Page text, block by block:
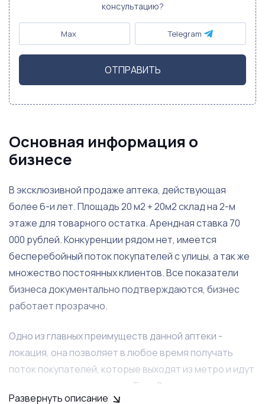
консультацию?
Max Telegram
ОТПРАВИТЬ
Основная информация о
бизнесе
В эксклюзивной продаже аптека, действующая
более 6-и лет. Площадь 20 м2 + 20м2 склад на 2-м
этаже для товарного остатка. Арендная ставка 70
000 рублей. Конкуренции рядом нет, имеется
бесперебойный поток покупателей с улицы, а так же
множество постоянных клиентов. Все показатели
бизнеса документально подтверждаются, бизнес
работает прозрачно.
Одно из главных преимуществ данной аптеки -
локация, она позволяет в любое время получать
поток покупателей, которые выходят из метро и идут
в сторону жилого массива. Есть 2 сотрудника,
Развернуть описание